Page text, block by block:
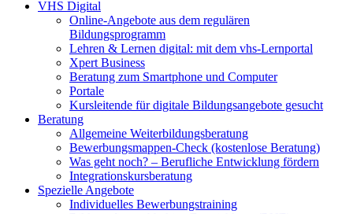
VHS Digital
Online-Angebote aus dem regulären
Bildungsprogramm
Lehren & Lernen digital: mit dem vhs-Lernportal
Xpert Business
Beratung zum Smartphone und Computer
Portale
Kursleitende für digitale Bildungsangebote gesucht
Beratung
Allgemeine Weiterbildungsberatung
Bewerbungsmappen-Check (kostenlose Beratung)
Was geht noch? – Berufliche Entwicklung fördern
Integrationskursberatung
Spezielle Angebote
Individuelles Bewerbungstraining